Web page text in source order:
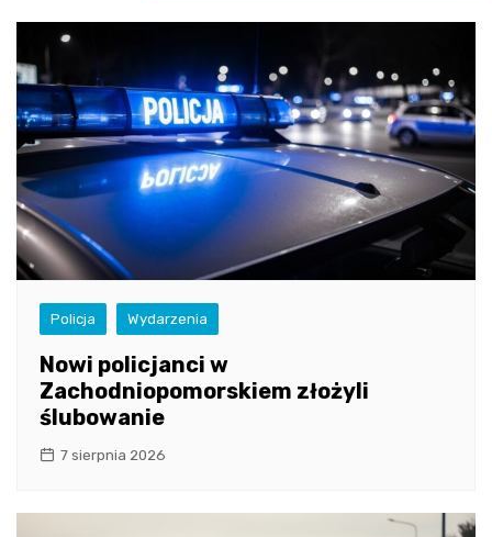
Policja Wydarzenia
Nowi policjanci w
Zachodniopomorskiem złożyli
ślubowanie
7 sierpnia 2026